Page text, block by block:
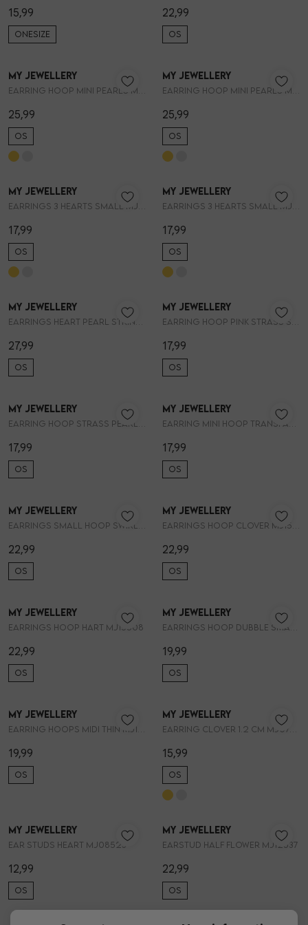
Skorts
T-shirts
Truien
Blazers & gilets
Rokken
Sets
Jumpsuits & playsuits
Vesten
Jassen
Lingerie
Broche
Giftboxen
Steentje/bedel
Enkelbandjes
Overige Sieraden
Parfum
Zonnebrillen
Sokken
Petten & Mutsen
Woonaccessoires
Overige Accessoires
15,99
ONESIZE
22,99
OS
1 /2
My Jewellery
25,99
OS
1 /2
My Jewellery
25,99
OS
1 /2
My Jewellery
17,99
OS
1 /2
My Jewellery
17,99
OS
1 /2
My Jewellery
27,99
OS
1 /2
My Jewellery
17,99
OS
1 /2
My Jewellery
17,99
OS
1 /2
My Jewellery
17,99
OS
1 /2
My Jewellery
22,99
OS
1 /2
My Jewellery
22,99
OS
1 /2
My Jewellery
Earrings hoop hart MJ15508
22,99
OS
1 /2
My Jewellery
19,99
OS
1 /2
My Jewellery
19,99
OS
1 /2
My Jewellery
15,99
OS
1 /2
My Jewellery
Ear studs heart MJ08523
12,99
OS
1 /2
My Jewellery
Earstud half flower MJ12537
22,99
OS